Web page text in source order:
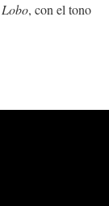
, con el tono